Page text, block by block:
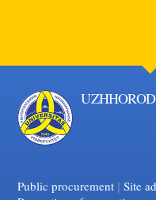
Public procurement | Site